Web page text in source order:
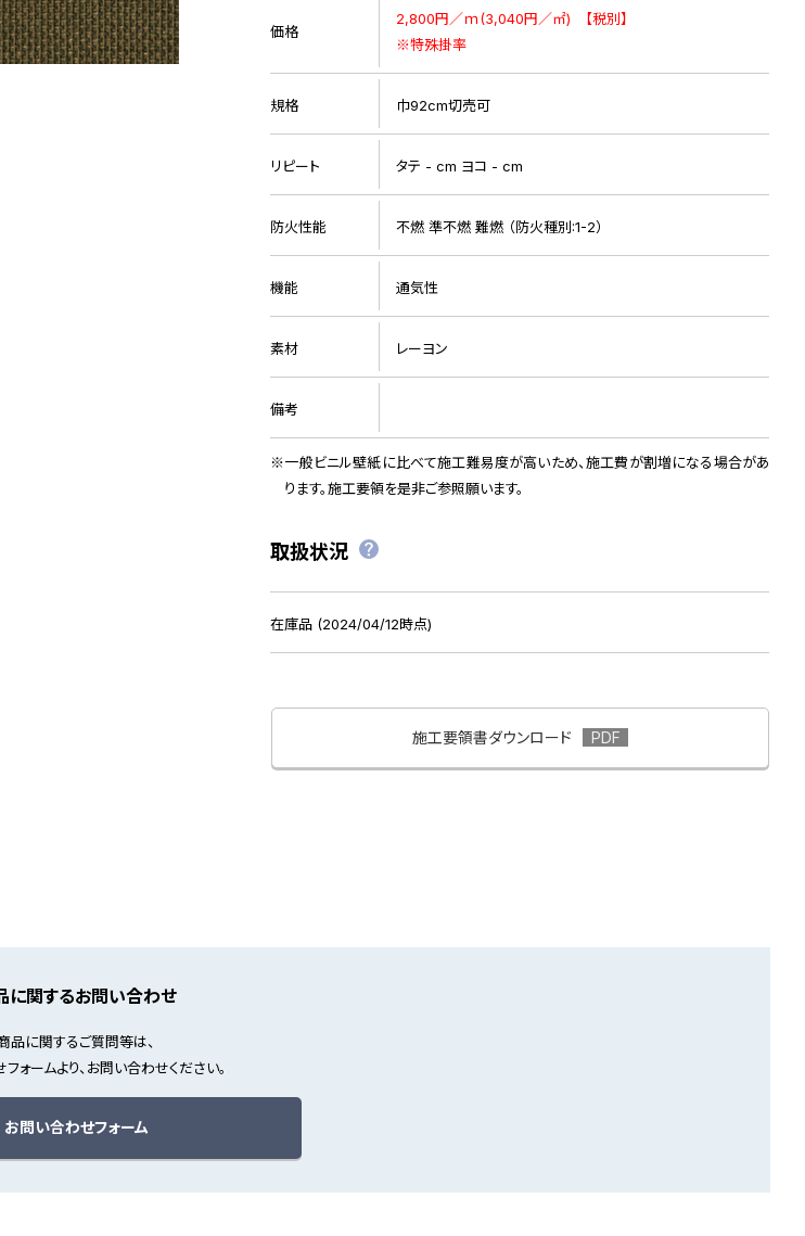
価格
2,800円／ｍ(3,040円／㎡) 【税別】
※特殊掛率
規格 巾92cm切売可
リピート タテ - cm ヨコ - cm
防火性能 不燃 準不燃 難燃 （防火種別:1-2）
機能 通気性
素材 レーヨン
備考
一般ビニル壁紙に比べて施工難易度が高いため、施工費が割増になる場合があ
ります。施工要領を是非ご参照願います。
取扱状況
在庫品 (2024/04/12時点)
施工要領書ダウンロード
に関するお問い合わせ
品に関するご質問等は、
ォームより、お問い合わせください。
お問い合わせフォーム